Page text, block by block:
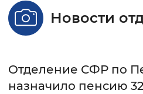
Стандартный
Без засечек
Новости
Отделение СФР по
назначило пенсию